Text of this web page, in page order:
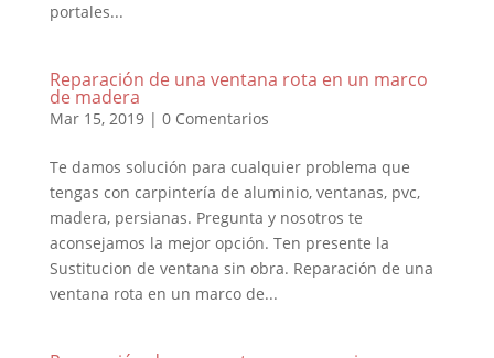
portales...
Reparación de una ventana rota en un marco
de madera
Mar 15, 2019| 0 Comentarios
Te damos solución para cualquier problema que
tengas con carpintería de aluminio, ventanas, pvc,
madera, persianas. Pregunta y nosotros te
aconsejamos la mejor opción. Ten presente la
Sustitucion de ventana sin obra. Reparación de una
ventana rota en un marco de...